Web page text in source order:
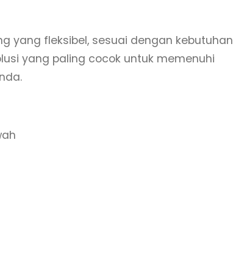
yang fleksibel, sesuai dengan kebutuhan
yang paling cocok untuk memenuhi